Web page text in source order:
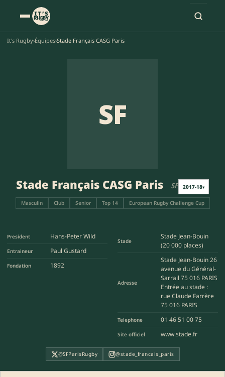
It's Rugby›Équipes›Stade Français CASG Paris
SF
Stade Français CASG Paris SF 2017-18▾
Masculin Club Senior Top 14 European Rugby Challenge Cup
President Hans-Peter Wild
Entraineur Paul Gustard
Fondation 1892
Stade
Stade Jean-Bouin
(20 000 places)
Adresse
Stade Jean-Bouin 26
avenue du Général-
Sarrail 75 016 PARIS
Entrée au stade :
rue Claude Farrère
75 016 PARIS
Telephone 01 46 51 00 75
Site officiel www.stade.fr
@SFParisRugby @stade_francais_paris